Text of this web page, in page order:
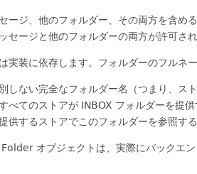
ージ、他のフォルダー、その両方を含め
セージと他のフォルダーの両方が許可さ
実装に依存します。フォルダーのフルネ
しない完全なフォルダー名（つまり、ス
べてのストアが INBOX フォルダーを提
供するストアでこのフォルダーを参照す
オブジェクトは、実際にバックエン